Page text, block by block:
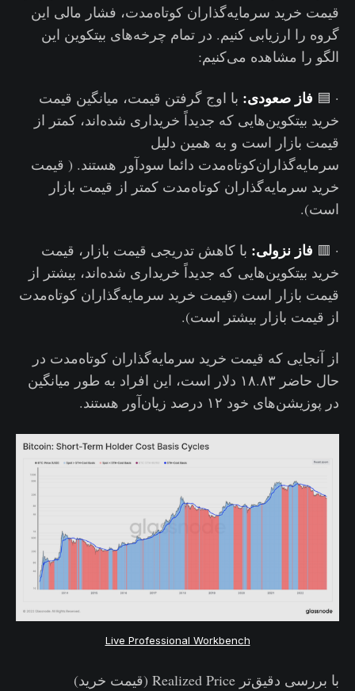
قیمت خرید سرمایه‌گذاران کوتاه‌مدت، فشار مالی این
گروه را ارزیابی کنیم. در تمام چرخه‌های بیتکوین این
الگو را مشاهده می‌کنیم:
· 🟦 فاز صعودی: با اوج گرفتن قیمت، میانگین قیمت
خرید بیتکوین‌هایی که جدیداً خریداری شده‌اند، کمتر از
قیمت بازار است و به همین دلیل
سرمایه‌گذاران‌کوتاه‌مدت دائما سودآور هستند. ( قیمت
خرید سرمایه‌گذاران کوتاه‌مدت کمتر از قیمت بازار
است).
· 🟥 فاز نزولی: با کاهش تدریجی قیمت بازار، قیمت
خرید بیتکوین‌هایی که جدیداً خریداری شده‌اند، بیشتر از
قیمت بازار است (قیمت خرید سرمایه‌گذاران کوتاه‌مدت
از قیمت بازار بیشتر است).
از آنجایی که قیمت خرید سرمایه‌گذاران کوتاه‌مدت در
حال حاضر ۱۸.۸۳ دلار است، این افراد به طور میانگین
در پوزیشن‌های خود ۱۲ درصد زیان‌آور هستند.
Live Professional Workbench
با بررسی دقیق‌تر Realized Price (قیمت خرید)